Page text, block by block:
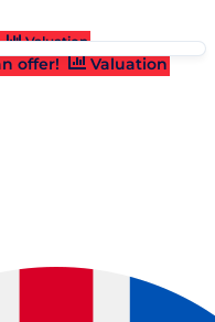
Valuation
offer!
Valuation